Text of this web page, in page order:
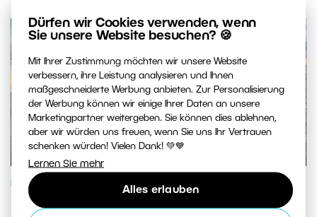
Dürfen wir Cookies verwenden, wenn
Sie unsere Website besuchen? 🍪
Mit Ihrer Zustimmung möchten wir unsere Website
verbessern, ihre Leistung analysieren und Ihnen
maßgeschneiderte Werbung anbieten. Zur Personalisierung
der Werbung können wir einige Ihrer Daten an unsere
Marketingpartner weitergeben. Sie können dies ablehnen,
aber wir würden uns freuen, wenn Sie uns Ihr Vertrauen
schenken würden! Vielen Dank! 💚💙
Lernen Sie mehr
Alles erlauben
FOTOSCHULE
Blaue Stunde: So machen Sie das